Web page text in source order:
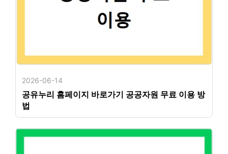
2026-06-14
공유누리 홈페이지 바로가기 공공자원 무료 이용 방
법